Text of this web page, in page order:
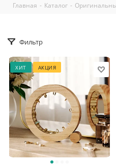
Главная - Каталог -
Фильтр
ХИТ АКЦИЯ